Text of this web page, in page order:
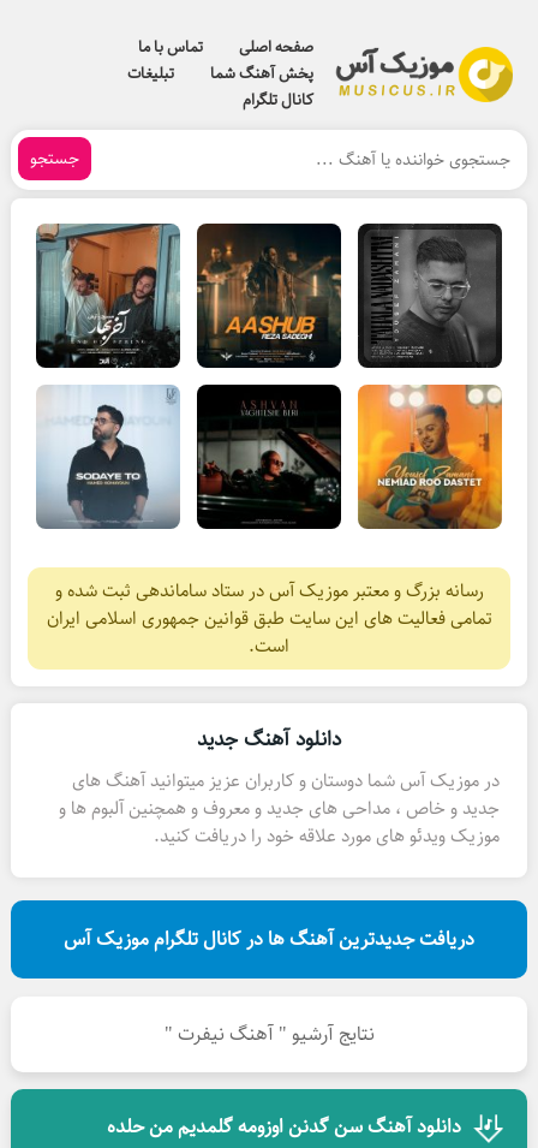
صفحه اصلی
تماس با ما
پخش آهنگ شما
تبلیغات
کانال تلگرام
جستجو
رسانه بزرگ و معتبر موزیک آس در ستاد ساماندهی ثبت شده و
تمامی فعالیت های این سایت طبق قوانین جمهوری اسلامی ایران
است.
دانلود آهنگ جدید
در موزیک آس شما دوستان و کاربران عزیز میتوانید آهنگ های
جدید و خاص ، مداحی های جدید و معروف و همچنین آلبوم ها و
موزیک ویدئو های مورد علاقه خود را دریافت کنید.
دریافت جدیدترین آهنگ ها در کانال تلگرام موزیک آس
نتایج آرشیو " آهنگ نیفرت "
دانلود آهنگ سن گدنن اوزومه گلمدیم من حلده